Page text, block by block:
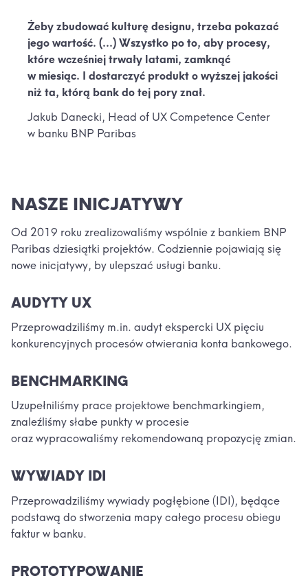
Żeby zbudować kulturę designu, trzeba pokazać
jego wartość. (...) Wszystko po to, aby procesy,
które wcześniej trwały latami, zamknąć
w miesiąc. I dostarczyć produkt o wyższej jakości
niż ta, którą bank do tej pory znał.
Jakub Danecki, Head of UX Competence Center
w banku BNP Paribas
NASZE INICJATYWY
Od 2019 roku zrealizowaliśmy wspólnie z bankiem BNP
Paribas dziesiątki projektów. Codziennie pojawiają się
nowe inicjatywy, by ulepszać usługi banku.
AUDYTY UX
Przeprowadziliśmy m.in. audyt ekspercki UX pięciu
konkurencyjnych procesów otwierania konta bankowego.
BENCHMARKING
Uzupełniliśmy prace projektowe benchmarkingiem,
znaleźliśmy słabe punkty w procesie
oraz wypracowaliśmy rekomendowaną propozycję zmian.
WYWIADY IDI
Przeprowadziliśmy wywiady pogłębione (IDI), będące
podstawą do stworzenia mapy całego procesu obiegu
faktur w banku.
PROTOTYPOWANIE